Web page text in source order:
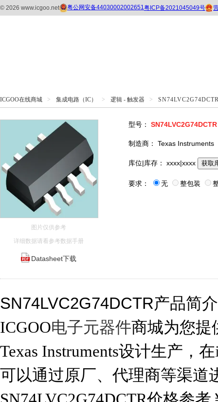
ICGOO在线商城 > 集成电路（IC） > 逻辑 - 触发器 >
图片仅供参考
详细数据请看参考数据手册
Datasheet下载
型号： SN74LVC2G74DCTR
制造商： Texas Instruments
库位|库存： xxxx|xxxx 获取
要求： 无 整包装
SN74LVC2G74DCTR产品简
ICGOO电子元器件商城为您提
Texas Instruments设计生产，在
可以通过原厂、代理商等渠道